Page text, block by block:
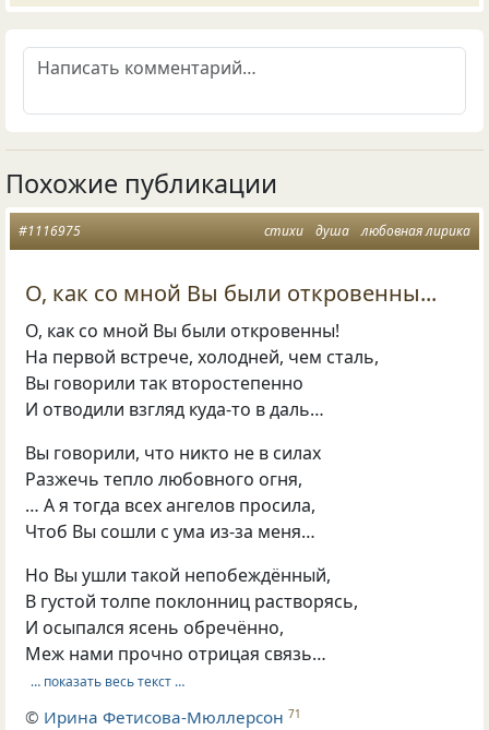
Похожие публикации
стихи душа любовная лирика
#1116975
О, как со мной Вы были откровенны...
О, как со мной Вы были откровенны!
На первой встрече, холодней, чем сталь,
Вы говорили так второстепенно
И отводили взгляд куда-то в даль…
Вы говорили, что никто не в силах
Разжечь тепло любовного огня,
… А я тогда всех ангелов просила,
Чтоб Вы сошли с ума из-за меня…
Но Вы ушли такой непобеждённый,
В густой толпе поклонниц растворясь,
И осыпался ясень обречённо,
Меж нами прочно отрицая связь…
… показать весь текст …
© Ирина Фетисова-Мюллерсон 71